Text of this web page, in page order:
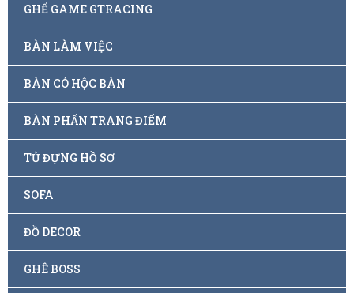
GHẾ GAME GTRACING
BÀN LÀM VIỆC
BÀN CÓ HỘC BÀN
BÀN PHẤN TRANG ĐIỂM
TỦ ĐỰNG HỒ SƠ
SOFA
ĐỒ DECOR
GHÊ BOSS